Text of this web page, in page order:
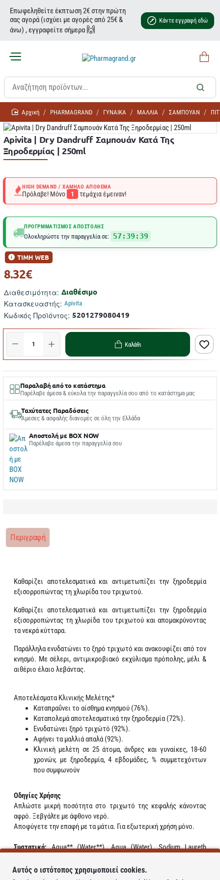
Επωφεληθείτε έκπτωση 2€ στην πρώτη
σας αγορά (ισχύει με αγορές από 25€ &
άνω) , εγγραφείτε σήμερα 🙌
Κάντε εγγραφή εδώ
homePHARMAGRAND ΓΥΝΑΙΚΑ ΜΑΛΛΙΑ ΣΑΜΠΟΥΑΝ
Apivita | Dry Dandruff Σαμπουάν Κατά Της
Ξηροδερμίας | 250ml
HIGH DEMAND / ΧΑΜΗΛΌ ΑΠΌΘΕΜΑ
Πρόλαβε! Μόνο 1 τεμάχια έμειναν!
ΠΡΟΓΡΜΜΑΤΙΣΜΌΣ ΑΠΟΣΤΟΛΉΣ
Ολοκληρώστε την παραγγελία σε: 57:39:39
Διαθεσιμότητα: Διαθέσιμο
Κατασκευαστής: Apivita
Κωδικός Προϊόντος: 5201279080419
ΤΙΜΗ WEB
8.32€
Καλάθι
Παραλαβή από το κατάστημα
Παρέλαβε άμεσα & εύκολα την παραγγελία σου από το κατάστημα μας
Ταχύτατες Παραδόσεις
Άμεσες & ασφαλής διανομές σε όλη την Ελλάδα
Αποστολή με BOX NOW
Παρέλαβε άμεσα την παραγγελία σου
Περιγραφή
Καθαρίζει αποτελεσματικά και αντιμετωπίζει την ξηροδερμία
εξισορροπώντας τη χλωρίδα του τριχωτού.
Καθαρίζει αποτελεσματικά και αντιμετωπίζει την ξηροδερμία
εξισορροπώντας τη χλωρίδα του τριχωτού και απομακρύνοντας
τα νεκρά κύτταρα.
Παράλληλα ενυδατώνει το ξηρό τριχωτό και ανακουφίζει από τον
κνησμό. Με σέλερι, αντιμικροβιακό εκχύλισμα πρόπολης, μέλι &
αιθέριο έλαιο λεβάντας.
Αποτελέσματα Κλινικής Μελέτης*
Καταπραΰνει το αίσθημα κνησμού (76%).
Καταπολεμά αποτελεσματικά την ξηροδερμία (72%).
Ενυδατώνει ξηρό τριχώτό (92%).
Αφήνει τα μαλλιά απαλά (92%).
Κλινική μελέτη σε 25 άτομα, άνδρες και γυναίκες, 18-60
χρονών, με ξηροδερμία, 4 εβδομάδες, % συμμετεχόντων
που συμφωνούν
Οδηγίες Χρήσης
Απλώστε μικρή ποσότητα στο τριχωτό της κεφαλής κάνοντας
αφρό. Ξεβγάλτε με άφθονο νερό.
Αποφύγετε την επαφή με τα μάτια. Για εξωτερική χρήση μόνο.
Συστατικά:Aqua** (Water**), Aqua (Water), Sodium Laureth
Betaine, PEG-60 Almond Glycerides, Mel* (Honey*) Extract,
Melaleuca Alternifolia (Tea Tree) Leaf Oil*, Apium Graveolens
Αυτός ο ιστότοπος χρησιμοποιεί cookies.